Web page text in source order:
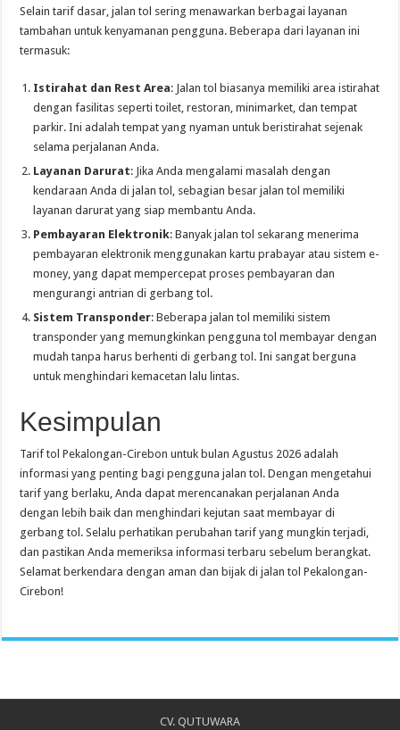
Selain tarif dasar, jalan tol sering menawarkan berbagai layanan
tambahan untuk kenyamanan pengguna. Beberapa dari layanan ini
termasuk:
Istirahat dan Rest Area: Jalan tol biasanya memiliki area istirahat
dengan fasilitas seperti toilet, restoran, minimarket, dan tempat
parkir. Ini adalah tempat yang nyaman untuk beristirahat sejenak
selama perjalanan Anda.
Layanan Darurat: Jika Anda mengalami masalah dengan
kendaraan Anda di jalan tol, sebagian besar jalan tol memiliki
layanan darurat yang siap membantu Anda.
Pembayaran Elektronik: Banyak jalan tol sekarang menerima
pembayaran elektronik menggunakan kartu prabayar atau sistem e-
money, yang dapat mempercepat proses pembayaran dan
mengurangi antrian di gerbang tol.
Sistem Transponder: Beberapa jalan tol memiliki sistem
transponder yang memungkinkan pengguna tol membayar dengan
mudah tanpa harus berhenti di gerbang tol. Ini sangat berguna
untuk menghindari kemacetan lalu lintas.
Kesimpulan
Tarif tol Pekalongan-Cirebon untuk bulan Agustus 2026 adalah
informasi yang penting bagi pengguna jalan tol. Dengan mengetahui
tarif yang berlaku, Anda dapat merencanakan perjalanan Anda
dengan lebih baik dan menghindari kejutan saat membayar di
gerbang tol. Selalu perhatikan perubahan tarif yang mungkin terjadi,
dan pastikan Anda memeriksa informasi terbaru sebelum berangkat.
Selamat berkendara dengan aman dan bijak di jalan tol Pekalongan-
Cirebon!
CV. QUTUWARA